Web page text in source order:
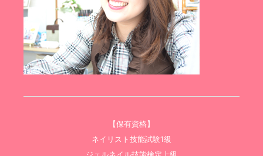
【保有資格】
ネイリスト技能試験1級